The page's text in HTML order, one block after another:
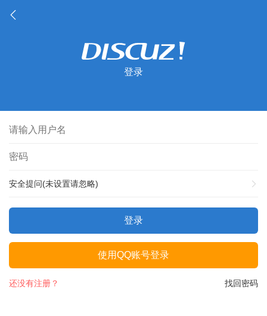
登录
安全提问(未设置请忽略)
登录
使用QQ账号登录
找回密码
还没有注册？